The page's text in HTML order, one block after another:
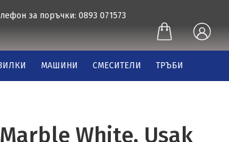
за поръчки: 0893 071573
МАШИНИ СМЕСИТЕЛИ ТРЪБИ
White, Usak